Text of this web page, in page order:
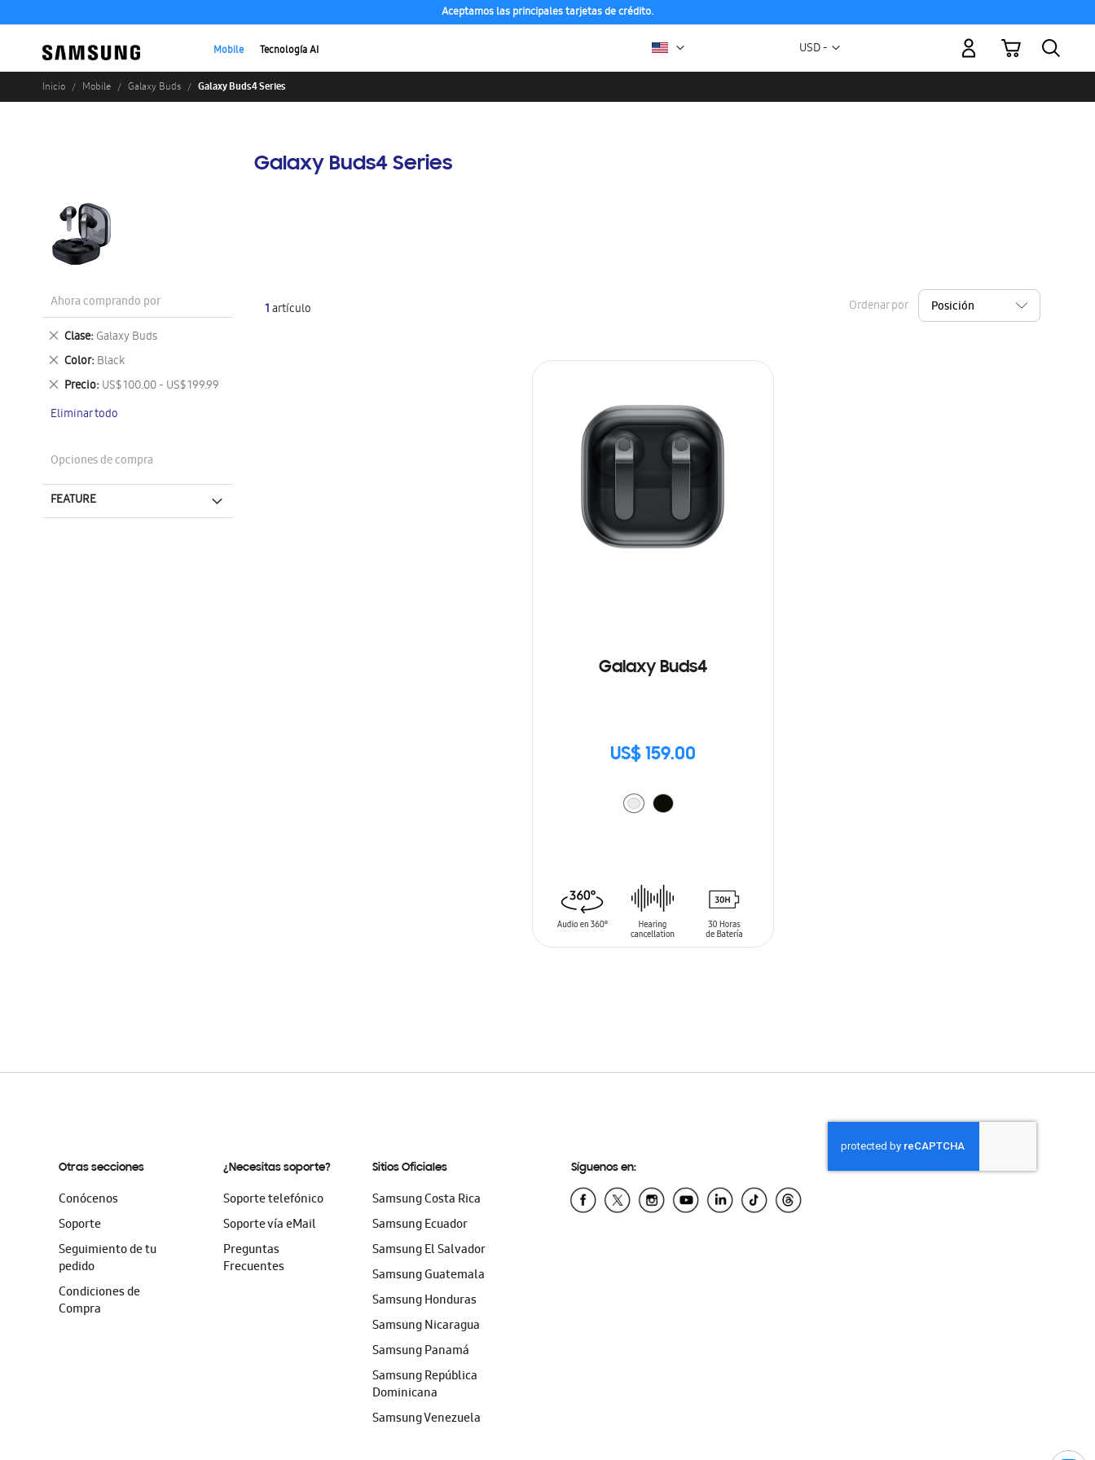
Aceptamos las principales tarjetas de crédito.
Mobile Tecnología AI Moneda
USD -
Mi carrito
Inicio Mobile Galaxy Buds Galaxy Buds4 Series
Galaxy Buds4 Series
1artículo Ordenar por
Galaxy Buds4
US$ 159.00
Ahora comprando por
Clase Galaxy Buds
Eliminar
este
artículo
Color Black
Eliminar
este
artículo
Precio US$ 100.00 - US$ 199.99
Eliminar
artículo
Eliminar todo
Opciones de compra
FEATURE
Otras secciones
Conócenos
Soporte
Seguimiento de tu
pedido
Condiciones de
Compra
¿Necesitas soporte?
Soporte telefónico
Soporte vía eMail
Preguntas
Frecuentes
Sitios Oficiales
Samsung Costa Rica
Samsung Ecuador
Samsung El Salvador
Samsung Guatemala
Samsung Honduras
Samsung Nicaragua
Samsung Panamá
Samsung República
Dominicana
Samsung Venezuela
Síguenos en: